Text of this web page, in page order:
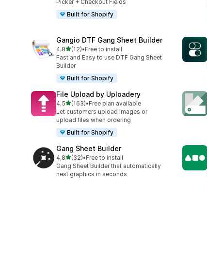
Picker + Checkout Fields
Built for Shopify
Gangio DTF Gang Sheet Builder
4,8av 5 stjerner
(12)
Totalt 12 omtaler
•Free to install
Fast and Easy to use DTF Gang Sheet
Builder
Built for Shopify
File Upload by Uploadery
4,5av 5 stjerner
(163)
Totalt 163 omtaler
•Free plan available
Let customers upload images or
upload files when ordering
Built for Shopify
Gang Sheet Builder
4,8av 5 stjerner
(32)
Totalt 32 omtaler
•Free to install
Gang Sheet Builder that automatically
nest graphics in seconds